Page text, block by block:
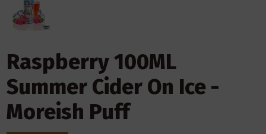
Raspberry 100ML
Summer Cider On Ice -
Moreish Puff